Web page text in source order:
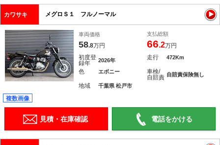
カワサキ メグロＳ１ フルノーマル
車両価格
58.8万円
支払総額
66.2万円
初度登
録年
2026年 走行 472Km
色 エボニー
車検/
自賠責 自賠責保険無し
地域 千葉県 松戸市
複数画像
見積・在庫確認 電話をかける